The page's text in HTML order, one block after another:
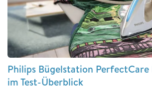
Philips Bügelstation PerfectCare
im Test-Überblick